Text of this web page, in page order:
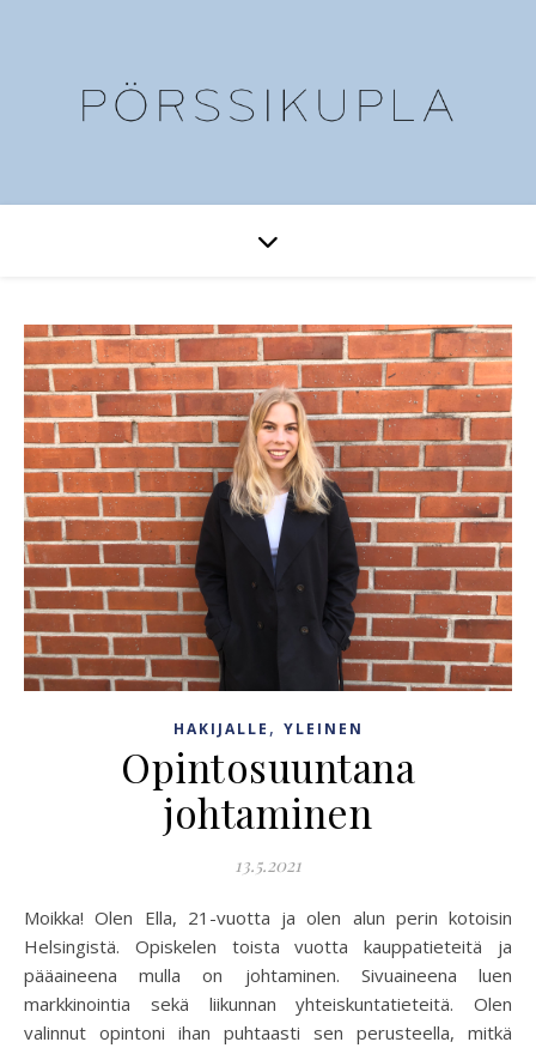
HAKIJALLE , YLEINEN
Opintosuuntana
johtaminen
13.5.2021
Moikka! Olen Ella, 21-vuotta ja olen alun perin kotoisin
Helsingistä. Opiskelen toista vuotta kauppatieteitä ja
pääaineena mulla on johtaminen. Sivuaineena luen
markkinointia sekä liikunnan yhteiskuntatieteitä. Olen
valinnut opintoni ihan puhtaasti sen perusteella, mitkä